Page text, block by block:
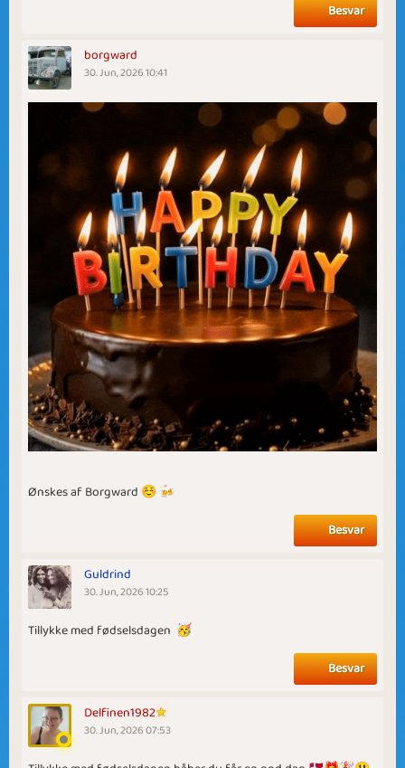
Besvar
borgward
30. Jun, 2026 10:41
Ønskes af Borgward ☺ 🍻
Besvar
Guldrind
30. Jun, 2026 10:25
Tillykke med fødselsdagen 🥳
Besvar
Delfinen1982
30. Jun, 2026 07:53